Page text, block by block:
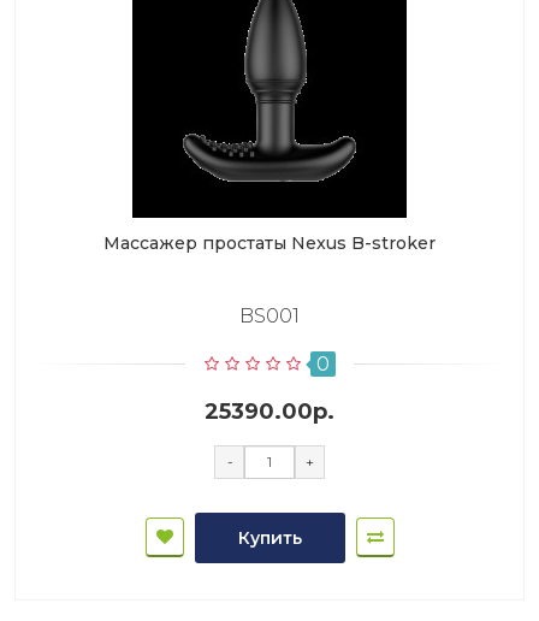
Массажер простаты Nexus B-stroker
BS001
0
25390.00р.
- +
Купить